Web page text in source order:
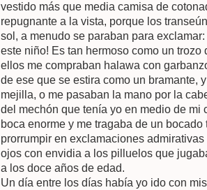
vestido más que media camisa de
repugnante a la vista, porque los
sol, a menudo se paraban para
este niño! Es tan hermoso como un
ellos me compraban halawa con
de ese que se estira como un bramante,
mejilla, o me pasaban la mano por la
del mechón que tenía yo en medio de mi
boca enorme y me tragaba de un
prorrumpir en exclamaciones
ojos con envidia a los pilluelos que
a los doce años de edad.
Un día entre los días había yo ido con